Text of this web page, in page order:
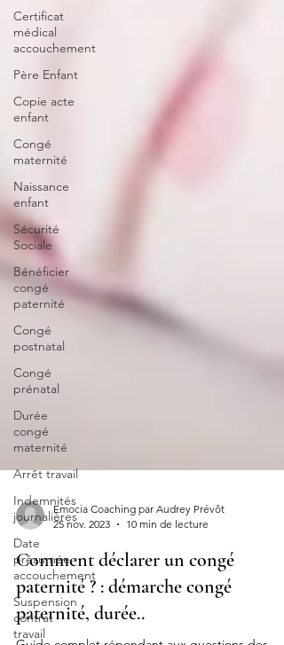
Certificat
médical
accouchement
Père Enfant
Copie acte
enfant
Congé
maternité
Naissance
enfant
Sécurité
Sociale
Bénéficier
congé
paternité
Congé
postnatal
Congé
prénatal
Durée
congé
maternité
Arrêt travail
Indemnités
journalières
Date
présumée
accouchement
Suspension
contrat
travail
25 nov. 2023
10 min de lecture
Comment déclarer un congé
paternité ? : démarche congé